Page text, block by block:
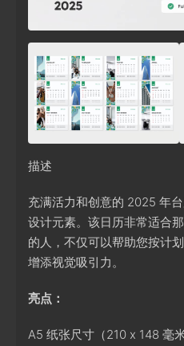
描述
充满活力和创意的 2025 年
设计元素。该日历非常适合
的人，不仅可以帮助您按计
增添视觉吸引力。
亮点：
A5 纸张尺寸（210 x 148 毫米